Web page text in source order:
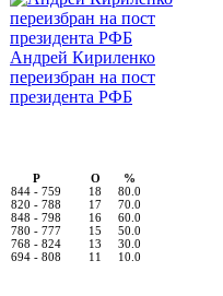
Андрей Кириленко
переизбран на пост
президента РФБ
Р О
%
844 - 759 18
80.0
820 - 788 17
70.0
848 - 798 16
60.0
780 - 777 15
50.0
768 - 824 13
30.0
694 - 808 11 10.0